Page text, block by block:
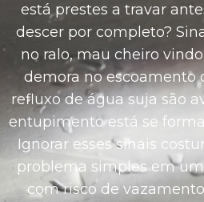
está prestes a travar
descer por completo?
no ralo, mau cheiro
demora no escoamento
refluxo de água suja são
entupimento está se
Ignorar esses sinais
problema simples em
com risco de